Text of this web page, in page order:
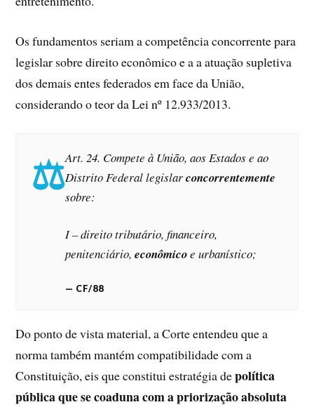
Os fundamentos seriam a competência concorrente para
legislar sobre direito econômico e a a atuação supletiva
dos demais entes federados em face da União,
considerando o teor da Lei nº 12.933/2013.
Art. 24. Compete à União, aos Estados e ao
Distrito Federal legislarconcorrentemente
sobre:
I – direito tributário, financeiro,
penitenciário,econômicoe urbanístico;
CF/88
Do ponto de vista material, a Corte entendeu que a
norma também mantém compatibilidade com a
Constituição, eis que constitui estratégia depolítica
pública que se coaduna com a priorização absoluta